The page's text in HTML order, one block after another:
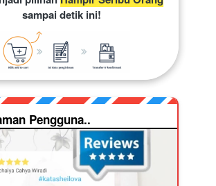
sampai detik ini!
Pengguna..